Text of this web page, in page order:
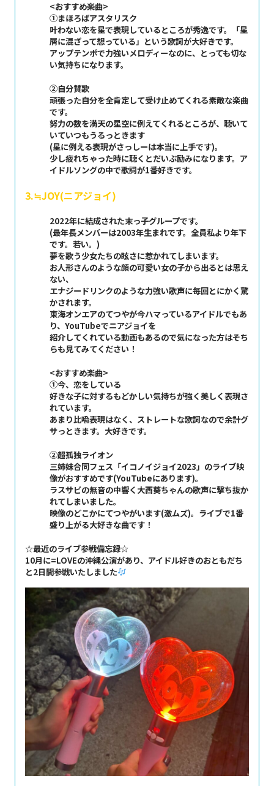
<おすすめ楽曲>
①まほろばアスタリスク
叶わない恋を星で表現しているところが秀逸です。「星
屑に混ざって想っている」という歌詞が大好きです。
アップテンポで力強いメロディーなのに、とっても切な
い気持ちになります。
②自分賛歌
頑張った自分を全肯定して受け止めてくれる素敵な楽曲
です。
努力の数を満天の星空に例えてくれるところが、聴いて
いていつもうるっときます
(星に例える表現がさっしーは本当に上手です)。
少し疲れちゃった時に聴くとだいぶ励みになります。ア
イドルソングの中で歌詞が1番好きです。
3.≒JOY(ニアジョイ)
2022年に結成された末っ子グループです。
(最年長メンバーは2003年生まれです。全員私より年下
です。若い。)
夢を歌う少女たちの眩さに惹かれてしまいます。
お人形さんのような顔の可愛い女の子から出るとは思え
ない、
エナジードリンクのような力強い歌声に毎回とにかく驚
かされます。
東海オンエアのてつやが今ハマっているアイドルでもあ
り、YouTubeでニアジョイを
紹介してくれている動画もあるので気になった方はそち
らも見てみてください！
<おすすめ楽曲>
①今、恋をしている
好きな子に対するもどかしい気持ちが強く美しく表現さ
れています。
あまり比喩表現はなく、ストレートな歌詞なので余計グ
サっときます。大好きです。
②超孤独ライオン
三姉妹合同フェス「イコノイジョイ2023」のライブ映
像がおすすめです(YouTubeにあります)。
ラスサビの無音の中響く大西葵ちゃんの歌声に撃ち抜か
れてしまいました。
映像のどこかにてつやがいます(激ムズ)。ライブで1番
盛り上がる大好きな曲です！
☆最近のライブ参戦備忘録☆
10月に=LOVEの沖縄公演があり、アイドル好きのおともだち
と2日間参戦いたしました